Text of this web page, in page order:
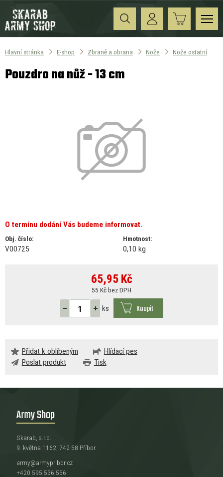
Hlavní stránka E-shop Zbraně a obrana Nože Nože ostatní
Pouzdro na nůž - 13 cm
O termínu dodání Vás budeme informovat.
Obj. číslo:
V00725
Hmotnost:
0,10 kg
65,95 Kč
55 Kč bez DPH
ks Koupit
Přidat k oblíbeným
Hlídací pes
Poslat produkt
Tisk
Army Shop
Skarab, s.r.o.
9. května 1162, 742 58 Příbor
army@armypribor.cz
+420 595 536 556